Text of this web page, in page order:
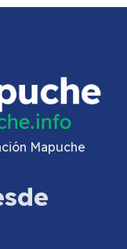
Mapuche